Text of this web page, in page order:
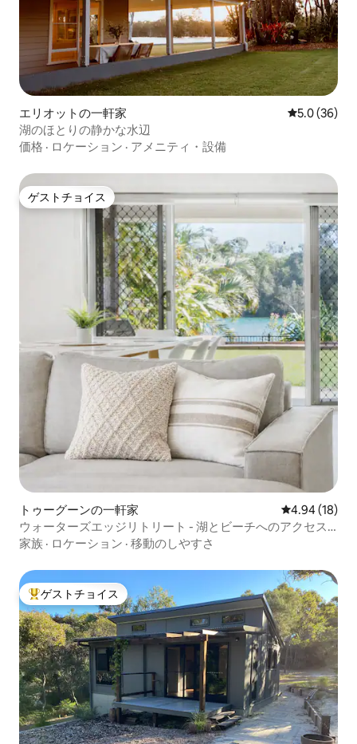
エリオットの一軒家 レビュー36
5.0 (36)
湖のほとりの静かな水辺
価格 · ロケーション · アメニティ・設備
ゲストチョイス
ゲストチョイス
トゥーグーンの一軒家 レビュー18
4.94 (18)
ウォーターズエッジリトリート - 湖とビーチへのアクセス +
ファイヤーピット
家族 · ロケーション · 移動のしやすさ
大好評のゲストチョイスです。
ゲストチョイス